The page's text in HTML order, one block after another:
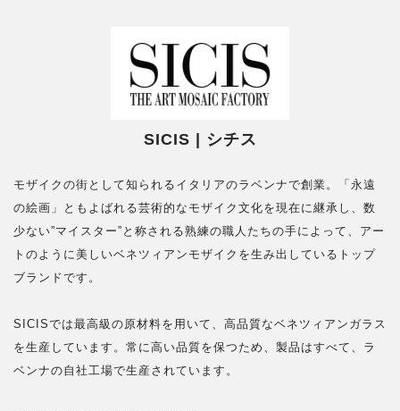
SICIS | シチス
モザイクの街として知られるイタリアのラベンナで創業。「永遠
の絵画」ともよばれる芸術的なモザイク文化を現在に継承し、数
少ない”マイスター”と称される熟練の職人たちの手によって、アー
トのように美しいベネツィアンモザイクを生み出しているトップ
ブランドです。
SICISでは最高級の原材料を用いて、高品質なベネツィアンガラス
を生産しています。常に高い品質を保つため、製品はすべて、ラ
ベンナの自社工場で生産されています。